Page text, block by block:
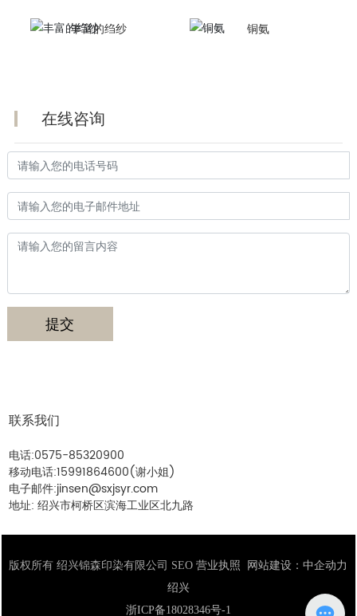
丰富的绉纱 铜氨
在线咨询
提交
联系我们
电话:0575-85320900
移动电话:15991864600(谢小姐)
电子邮件:jinsen@sxjsyr.com
地址: 绍兴市柯桥区滨海工业区北九路
版权所有 绍兴锦森印染有限公司 SEO 营业执照 网站建设：中企动力
绍兴
浙ICP备18028346号-1